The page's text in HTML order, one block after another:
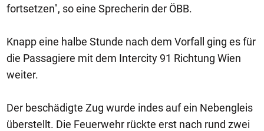
fortsetzen", so eine Sprecherin der ÖBB.
Knapp eine halbe Stunde nach dem Vorfall ging es für
die Passagiere mit dem Intercity 91 Richtung Wien
weiter.
Der beschädigte Zug wurde indes auf ein Nebengleis
überstellt. Die Feuerwehr rückte erst nach rund zwei